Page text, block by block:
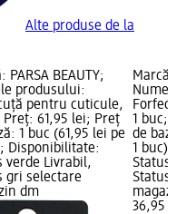
Alte produse de la
PARSA BEAUTY;
produsului:
pentru cuticule,
Preț: 61,95 lei; Preț
1 buc (61,95 lei pe
Disponibilitate:
verde Livrabil,
gri selectare
dm
Marcă:
Numele
1 buc;
de
1 buc);
Status
Status
36,95 lei